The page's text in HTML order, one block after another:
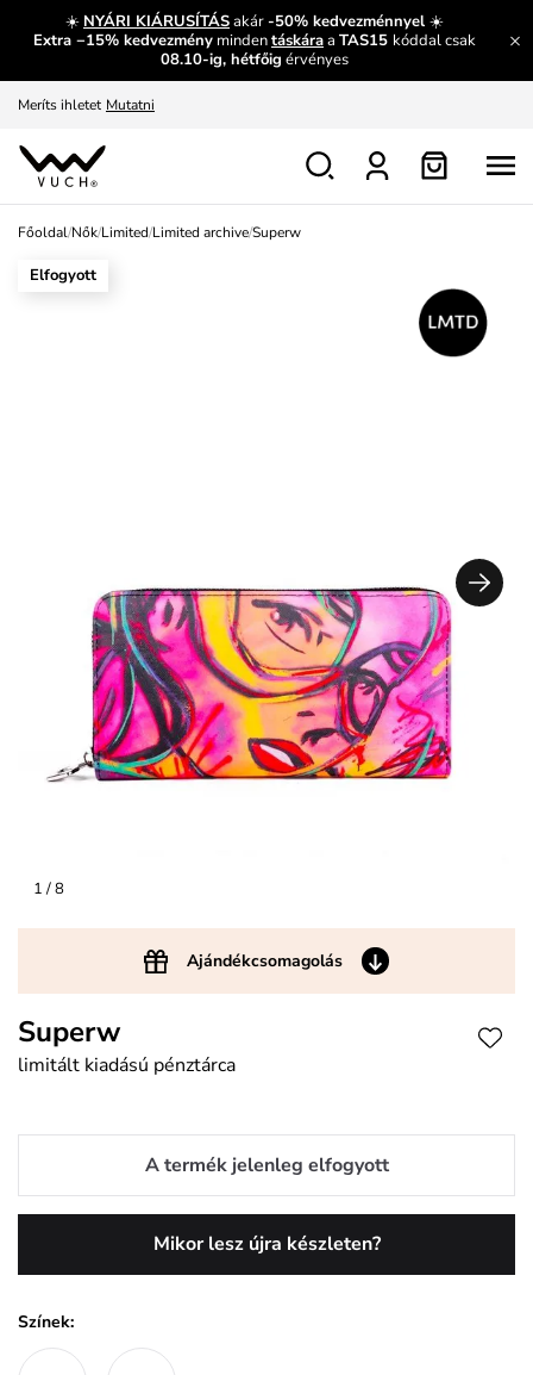
☀️ NYÁRI KIÁRUSÍTÁSakár-50% kedvezménnyel ☀️
Extra −15% kedvezmény mindentáskáraa TAS15 kóddal csak
08.10-ig, hétfőig érvényes
És mi az, amit máshol nem lehet megtudni?
Fedezze fel velünk az újdonságokat. Megtekintés
Meríts ihletet Mutatni
Ingyenes csere és visszaküldés
Főoldal/Nők/Limited/Limited archive/Superw
1/ 8
Ajándékcsomagolás
Elfogyott
Superw
limitált kiadású pénztárca
A termék jelenleg elfogyott
Mikor lesz újra készleten?
Színek: